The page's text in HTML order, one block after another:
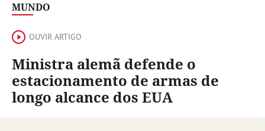
MUNDO
OUVIR ARTIGO
Ministra alemã defende o
estacionamento de armas de
longo alcance dos EUA